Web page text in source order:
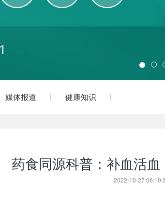
媒体报道 健康知识
药食同源科普：补血活
2022-10-27